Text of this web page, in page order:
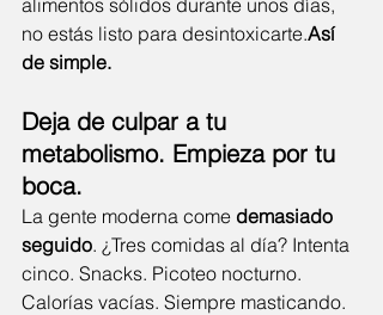
no estás listo para desintoxicarte.Así
de simple.
Deja de culpar a tu
metabolismo. Empieza por tu
boca.
La gente moderna come demasiado
seguido. ¿Tres comidas al día? Intenta
cinco. Snacks. Picoteo nocturno.
Calorías vacías. Siempre masticando.